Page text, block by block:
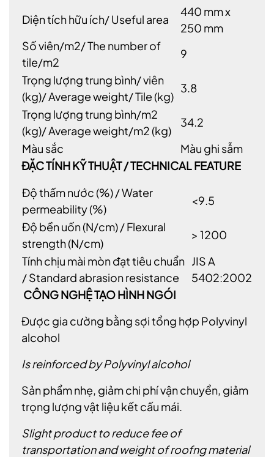
Diện tích hữu ích/ Useful area
440 mm x
250 mm
Số viên/m2/ The number of
tile/m2
9
Trọng lượng trung bình/ viên
(kg)/ Average weight/ Tile (kg)
3.8
Trọng lượng trung bình/m2
(kg)/ Average weight/m2 (kg)
34.2
Màu sắc
Màu ghi sẫm
ĐẶC TÍNH KỸ THUẬT / TECHNICAL FEATURE
Độ thấm nước (%) / Water
permeability (%)
<9.5
Độ bền uốn (N/cm) / Flexural
strength (N/cm)
> 1200
Tính chịu mài mòn đạt tiêu chuẩn
/ Standard abrasion resistance
JIS A
5402:2002
CÔNG NGHỆ TẠO HÌNH NGÓI
Được gia cường bằng sợi tổng hợp Polyvinyl
alcohol
Is reinforced by Polyvinyl alcohol
Sản phẩm nhẹ, giảm chi phí vận chuyển, giảm
trọng lượng vật liệu kết cấu mái.
Slight product to reduce fee of
transportation and weight of roofng material